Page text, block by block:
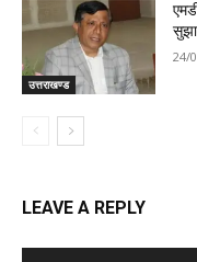
उत्तराखण्ड
24/
LEAVE A REPLY